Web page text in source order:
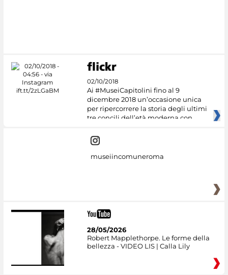
02/10/2018
Ai #MuseiCapitolini fino al 9
dicembre 2018 un’occasione unica
per ripercorrere la storia degli ultimi
tre concili dell’età moderna con
museiincomuneroma
28/05/2026
Robert Mapplethorpe. Le forme della
bellezza - VIDEO LIS | Calla Lily